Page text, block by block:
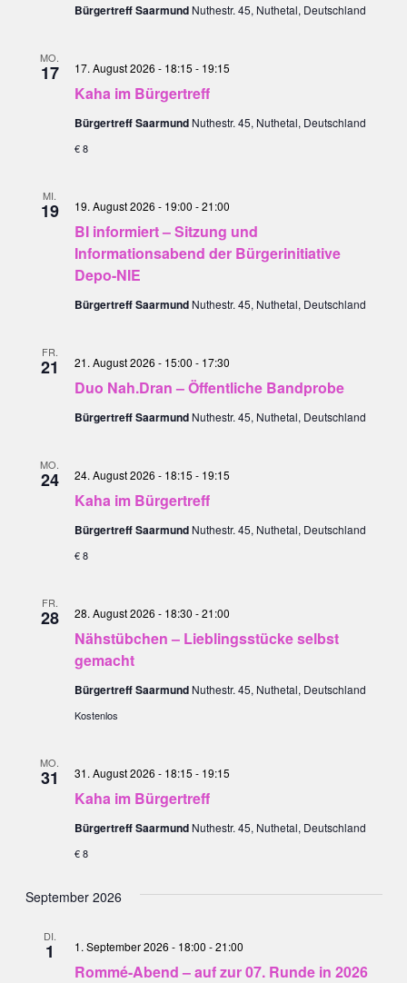
Bürgertreff Saarmund Nuthestr. 45, Nuthetal, Deutschland
MO.
17
Kaha im Bürgertreff
17. August 2026 - 18:15 - 19:15
Bürgertreff Saarmund Nuthestr. 45, Nuthetal, Deutschland
€ 8
MI.
19
BI informiert – Sitzung und
Informationsabend der Bürgerinitiative
Depo-NIE
19. August 2026 - 19:00 -21:00
Bürgertreff Saarmund Nuthestr. 45, Nuthetal, Deutschland
FR.
21
Duo Nah.Dran – Öffentliche Bandprobe
21. August 2026 - 15:00 - 17:30
Bürgertreff Saarmund Nuthestr. 45, Nuthetal, Deutschland
MO.
24
Kaha im Bürgertreff
24. August 2026 - 18:15 - 19:15
Bürgertreff Saarmund Nuthestr. 45, Nuthetal, Deutschland
€ 8
FR.
28
Nähstübchen – Lieblingsstücke selbst
gemacht
28. August 2026 - 18:30 -21:00
Bürgertreff Saarmund Nuthestr. 45, Nuthetal, Deutschland
Kostenlos
MO.
31
Kaha im Bürgertreff
31. August 2026 - 18:15 - 19:15
Bürgertreff Saarmund Nuthestr. 45, Nuthetal, Deutschland
€ 8
September 2026
DI.
1
Rommé-Abend – auf zur 07. Runde in 2026
1. September 2026 - 18:00 -21:00